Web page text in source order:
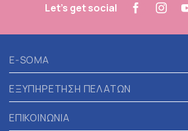
Let's get social
E-SOMA
ΕΞΥΠΗΡΕΤΗΣΗ ΠΕΛΑΤΩΝ
ΕΠΙΚΟΙΝΩΝΙΑ